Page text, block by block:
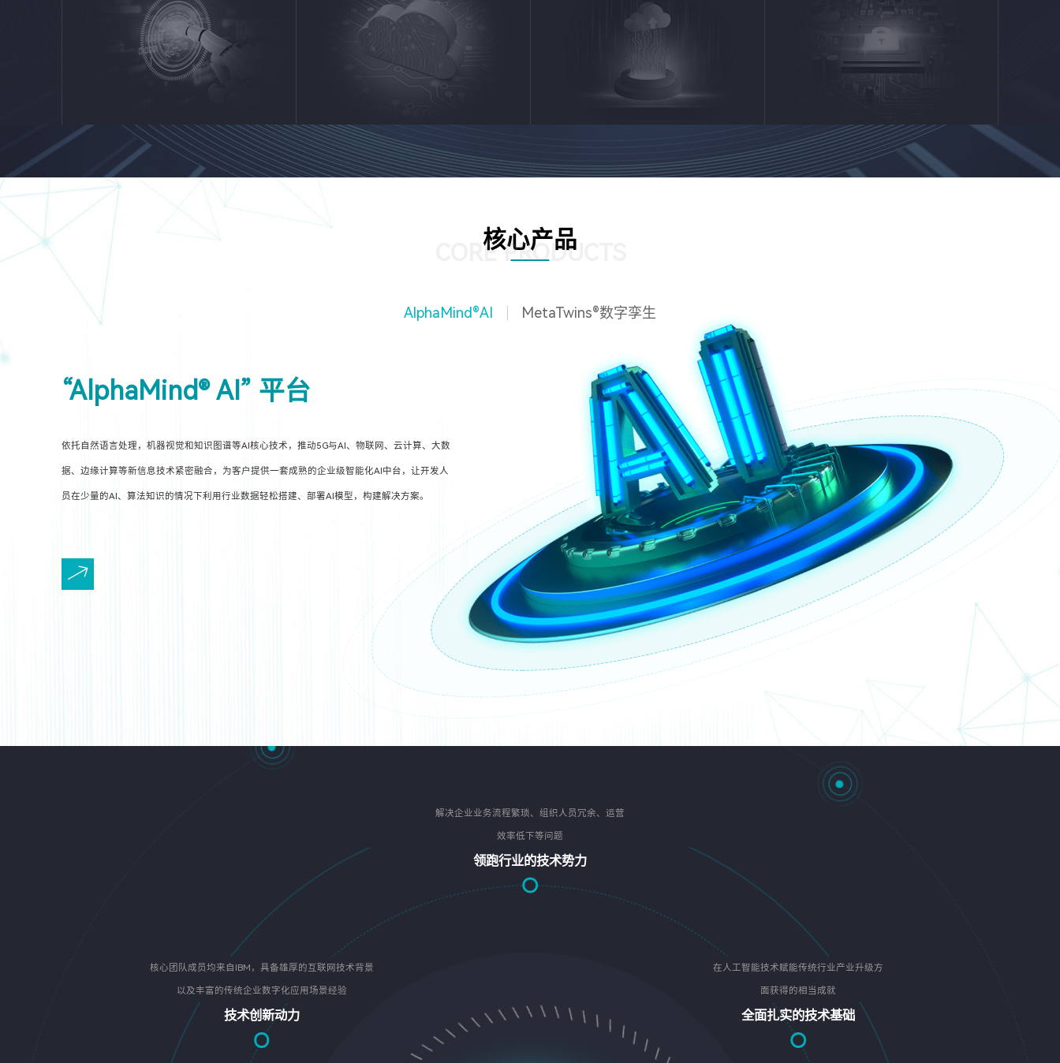
核心产品
CORE PRODUCTS
AlphaMind®AI MetaTwins®数字孪生
“AlphaMind® AI” 平台
依托自然语言处理，机器视觉和知识图谱等AI核心技术，推动5G与AI、物联网、云计算、大数
据、边缘计算等新信息技术紧密融合，为客户提供一套成熟的企业级智能化AI中台，让开发人
员在少量的AI、算法知识的情况下利用行业数据轻松搭建、部署AI模型，构建解决方案。
核心团队成员均来自IBM，具备雄厚的互联网技术背景
以及丰富的传统企业数字化应用场景经验
技术创新动力
解决企业业务流程繁琐、组织人员冗余、运营
效率低下等问题
领跑行业的技术势力
在人工智能技术赋能传统行业产业升级方
面获得的相当成就
全面扎实的技术基础